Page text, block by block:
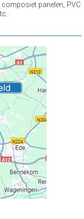
panelen, PVC